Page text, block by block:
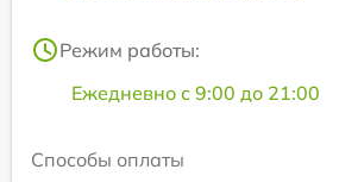
Режим работы:
Ежедневно с 9:00 до 21:00
Способы оплаты